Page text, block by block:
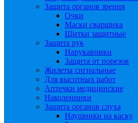
Защита органов зрения
Очки
Маски сварщика
Щитки защитные
Защита рук
Нарукавники
Защита от порезов
Жилеты сигнальные
Для высотных работ
Аптечки медицинские
Наколенники
Защита органов слуха
Наушники на каску